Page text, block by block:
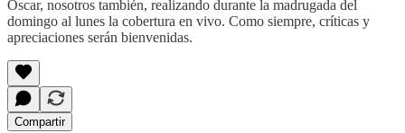
Oscar, nosotros también, realizando durante la madrugada del
domingo al lunes la cobertura en vivo. Como siempre, críticas y
apreciaciones serán bienvenidas.
Compartir